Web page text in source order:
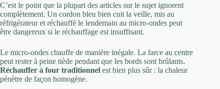
C’est le point que la plupart des articles sur le sujet ignorent
complètement. Un cordon bleu bien cuit la veille, mis au
réfrigérateur et réchauffé le lendemain au micro-ondes peut
être dangereux si le réchauffage est insuffisant.
Le micro-ondes chauffe de manière inégale. La farce au centre
peut rester à peine tiède pendant que les bords sont brûlants.
Réchauffer à four traditionnel est bien plus sûr : la chaleur
pénètre de façon homogène.